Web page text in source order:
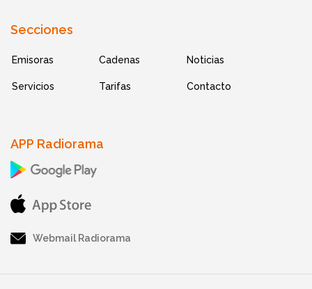
Secciones
Emisoras Cadenas Noticias
Servicios Tarifas Contacto
APP Radiorama
Webmail Radiorama